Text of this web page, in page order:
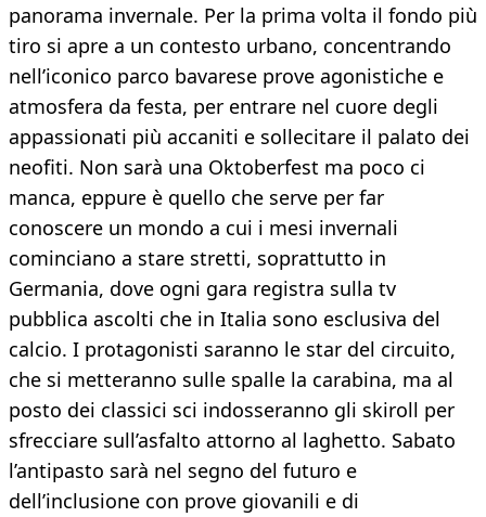
panorama invernale. Per la prima volta il fondo più
tiro si apre a un contesto urbano, concentrando
nell’iconico parco bavarese prove agonistiche e
atmosfera da festa, per entrare nel cuore degli
appassionati più accaniti e sollecitare il palato dei
neofiti. Non sarà una Oktoberfest ma poco ci
manca, eppure è quello che serve per far
conoscere un mondo a cui i mesi invernali
cominciano a stare stretti, soprattutto in
Germania, dove ogni gara registra sulla tv
pubblica ascolti che in Italia sono esclusiva del
calcio. I protagonisti saranno le star del circuito,
che si metteranno sulle spalle la carabina, ma al
posto dei classici sci indosseranno gli skiroll per
sfrecciare sull’asfalto attorno al laghetto. Sabato
l’antipasto sarà nel segno del futuro e
dell’inclusione con prove giovanili e di